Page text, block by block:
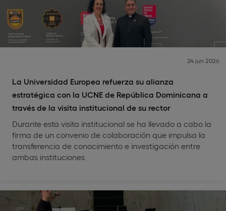
La Universidad Europea refuerza su alianza
estratégica con la UCNE de República Dominicana a
través de la visita institucional de su rector
24 jun 2026
Durante esta visita institucional se ha llevado a cabo la
firma de un convenio de colaboración que impulsa la
transferencia de conocimiento e investigación entre
ambas instituciones